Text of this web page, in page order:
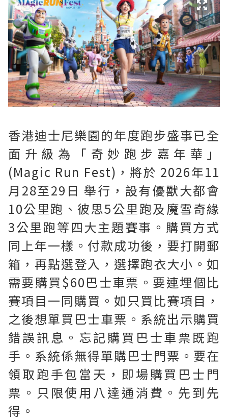
香港迪士尼樂園的年度跑步盛事已全
面升級為「奇妙跑步嘉年華」
(Magic Run Fest)，將於 2026年11
月28至29日 舉行，設有優獸大都會
10公里跑、彼思5公里跑及魔雪奇緣
3公里跑等四大主題賽事。購買方式
同上年一樣。付款成功後，要打開郵
箱，再點選登入，選擇跑衣大小。如
需要購買$60巴士車票。要連埋個比
賽項目一同購買。如只買比賽項目，
之後想單買巴士車票。系統出示購買
錯誤訊息。忘記購買巴士車票既跑
手。系統係無得單購巴士門票。要在
領取跑手包當天，即場購買巴士門
票。只限使用八達通消費。先到先
得。